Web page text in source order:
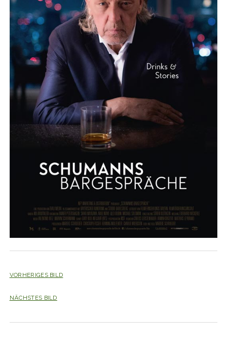
VORHERIGES BILD
NÄCHSTES BILD